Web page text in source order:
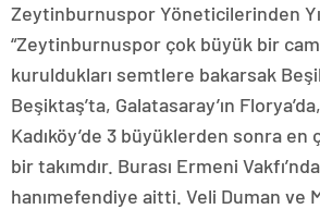
Zeytinburnuspor Yöneticilerinden
“Zeytinburnuspor çok büyük bir
kuruldukları semtlere bakarsak
Beşiktaş’ta, Galatasaray’ın
Kadıköy’de 3 büyüklerden sonra en
bir takımdır. Burası Ermeni
hanımefendiye aitti. Veli Duman ve